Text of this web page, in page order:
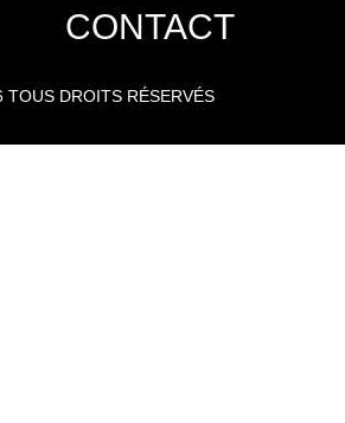
CONTACT
DROITS RÉSERVÉS